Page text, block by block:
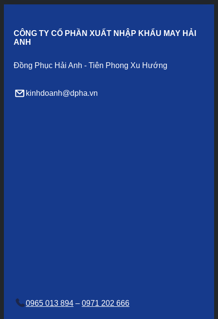
CÔNG TY CỔ PHẦN XUẤT NHẬP KHẨU MAY HẢI
ANH
Đồng Phục Hải Anh - Tiên Phong Xu Hướng
kinhdoanh@dpha.vn
0965 013 894 – 0971 202 666